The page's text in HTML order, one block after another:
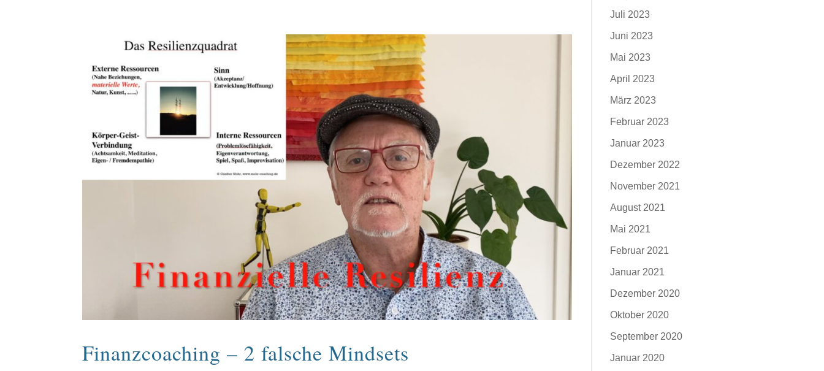
Finanzcoaching – 2 falsche Mindsets
Juli 2023
Juni 2023
Mai 2023
April 2023
März 2023
Februar 2023
Januar 2023
Dezember 2022
November 2021
August 2021
Mai 2021
Februar 2021
Januar 2021
Dezember 2020
Oktober 2020
September 2020
Januar 2020